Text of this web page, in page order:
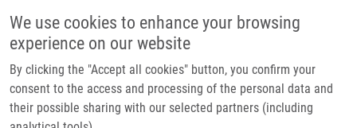
We use cookies to enhance your browsing
experience on our website
By clicking the "Accept all cookies" button, you confirm your
consent to the access and processing of the personal data and
their possible sharing with our selected partners (including
Main
Domů
Partner institutions
Technologie a služby
Drobečková navigace
Domů Featured Research Projects